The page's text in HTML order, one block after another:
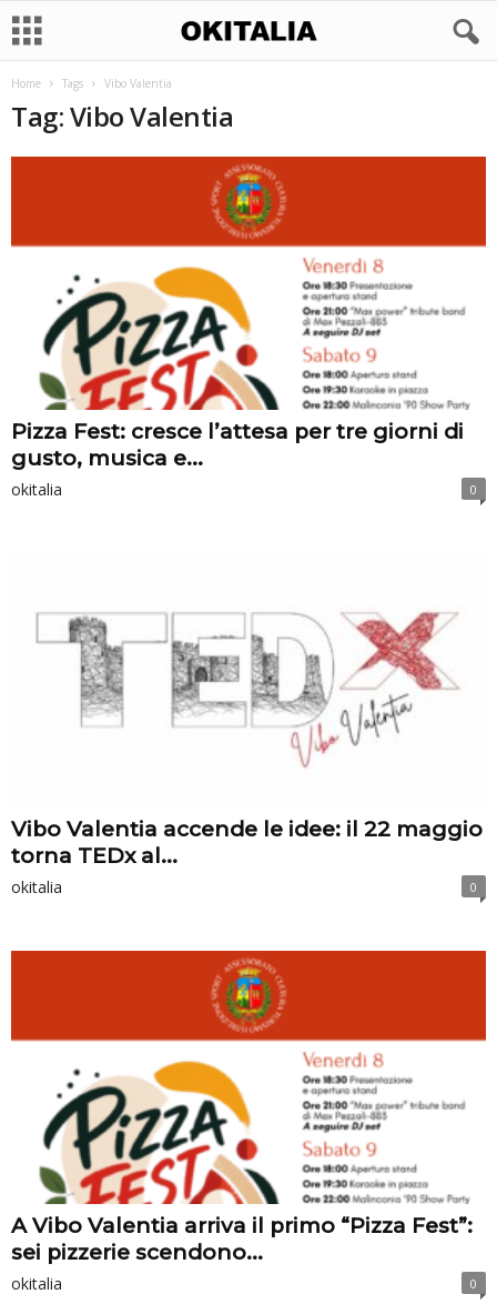
Home Tags Vibo Valentia
Tag: Vibo Valentia
Pizza Fest: cresce l’attesa per tre giorni di
gusto, musica e...
okitalia 0
Vibo Valentia accende le idee: il 22 maggio
torna TEDx al...
okitalia 0
A Vibo Valentia arriva il primo “Pizza Fest”:
sei pizzerie scendono...
okitalia 0